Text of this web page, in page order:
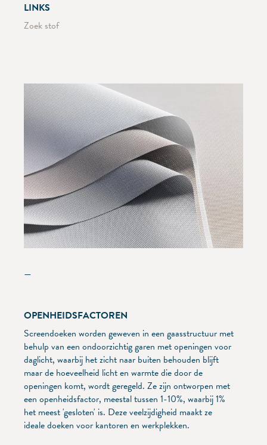
LINKS
Zoek stof
—
OPENHEIDSFACTOREN
Screendoeken worden geweven in een gaasstructuur met
behulp van een ondoorzichtig garen met openingen voor
daglicht, waarbij het zicht naar buiten behouden blijft
maar de hoeveelheid licht en warmte die door de
openingen komt, wordt geregeld. Ze zijn ontworpen met
een openheidsfactor, meestal tussen 1-10%, waarbij 1%
het meest 'gesloten' is. Deze veelzijdigheid maakt ze
ideale doeken voor kantoren en werkplekken.